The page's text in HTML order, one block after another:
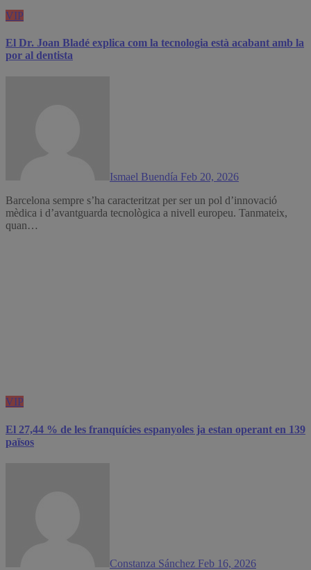
VIP
El Dr. Joan Bladé explica com la tecnologia està acabant amb la
por al dentista
Ismael Buendía Feb 20, 2026
Barcelona sempre s’ha caracteritzat per ser un pol d’innovació
mèdica i d’avantguarda tecnològica a nivell europeu. Tanmateix,
quan…
VIP
El 27,44 % de les franquícies espanyoles ja estan operant en 139
països
Constanza Sánchez Feb 16, 2026